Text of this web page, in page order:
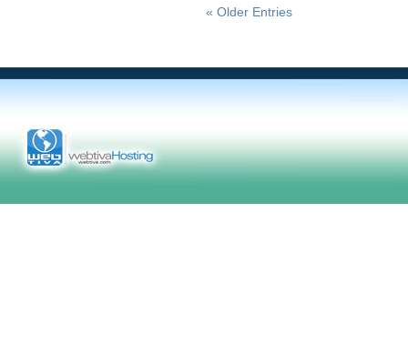
« Older Entries